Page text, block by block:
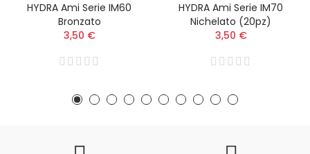
HYDRA Ami Serie IM60
Bronzato
3,50 €
HYDRA Ami Serie IM70
Nichelato (20pz)
3,50 €